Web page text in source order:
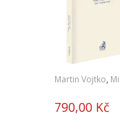
Martin Vojtko,
790,00 Kč